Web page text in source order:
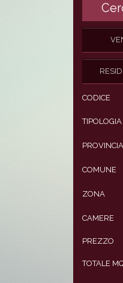
CODICE
TIPOLOGIA
PROVINCIA
COMUNE
ZONA
CAMERE
PREZZO
TOTALE